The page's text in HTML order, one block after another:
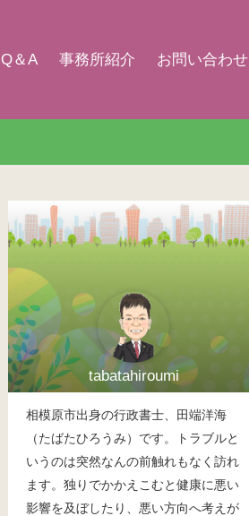
Q＆A 事務所紹介 お問い合わせ
tabatahiroumi
相模原市出身の行政書士、田端洋海
（たばたひろうみ）です。トラブルと
いうのは突然なんの前触れもなく訪れ
ます。独りでかかえこむと健康に悪い
影響を及ぼしたり、悪い方向へ考えが